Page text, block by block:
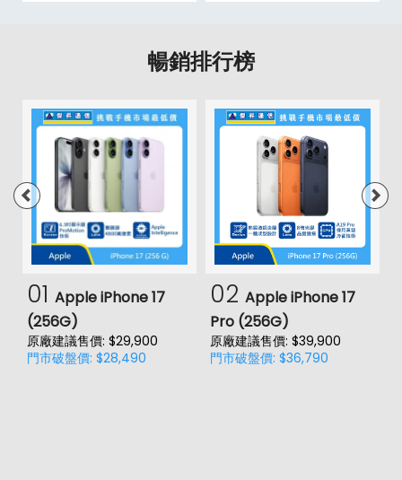
暢銷排行榜
01 Apple iPhone 17
(256G)
原廠建議售價: $29,900
門市破盤價: $28,490
02 Apple iPhone 17
Pro (256G)
原廠建議售價: $39,900
門市破盤價: $36,790